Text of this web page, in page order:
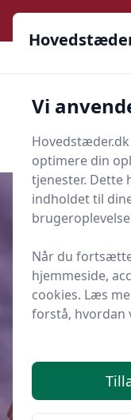
Søg
10 skjulte
Vi
optimere din
tjenester. Dette
indholdet til
Når du
hjemmeside,
cookies. Læs
forstå, hvordan